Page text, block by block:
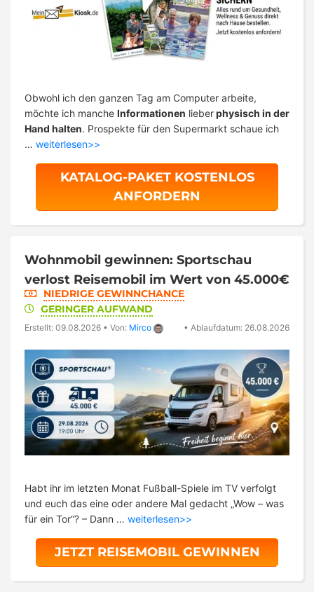
Obwohl ich den ganzen Tag am Computer arbeite,
möchte ich manche Informationen lieberphysisch in der
Hand halten. Prospekte für den Supermarkt schaue ich
… weiterlesen>>
KATALOG-PAKET KOSTENLOS
ANFORDERN
Wohnmobil gewinnen: Sportschau
verlost Reisemobil im Wert von 45.000€
NIEDRIGE GEWINNCHANCE
GERINGER AUFWAND
Erstellt: 09.08.2026 • Von: Mirco • Ablaufdatum: 26.08.2026
Habt ihr im letzten Monat Fußball-Spiele im TV verfolgt
und euch das eine oder andere Mal gedacht „Wow – was
für ein Tor“? – Dann … weiterlesen>>
JETZT REISEMOBIL GEWINNEN